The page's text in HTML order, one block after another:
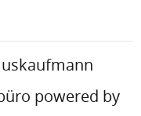
powered by